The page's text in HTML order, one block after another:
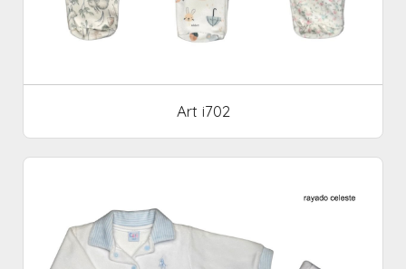
Art i702